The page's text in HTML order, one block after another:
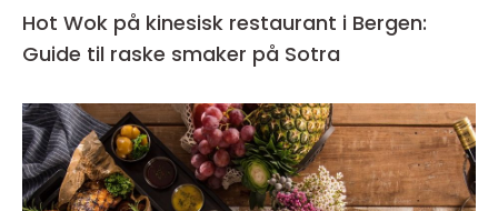
Hot Wok på kinesisk restaurant i Bergen:
Guide til raske smaker på Sotra